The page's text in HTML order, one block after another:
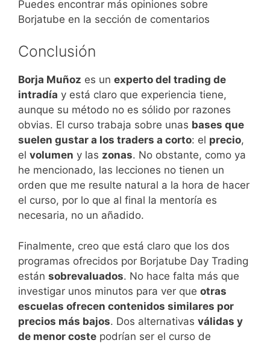
Puedes encontrar más opiniones sobre
Borjatube en la sección de comentarios
Conclusión
Borja Muñoz es un experto del trading de
intradía y está claro que experiencia tiene,
aunque su método no es sólido por razones
obvias. El curso trabaja sobre unas bases que
suelen gustar a los traders a corto: el precio,
el volumen y las zonas. No obstante, como ya
he mencionado, las lecciones no tienen un
orden que me resulte natural a la hora de hacer
el curso, por lo que al final la mentoría es
necesaria, no un añadido.
Finalmente, creo que está claro que los dos
programas ofrecidos por Borjatube Day Trading
están sobrevaluados. No hace falta más que
investigar unos minutos para ver que otras
escuelas ofrecen contenidos similares por
precios más bajos. Dos alternativas válidas y
de menor coste podrían ser el curso de